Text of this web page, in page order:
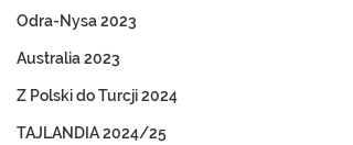
Odra-Nysa 2023
Australia 2023
Z Polski do Turcji 2024
TAJLANDIA 2024/25